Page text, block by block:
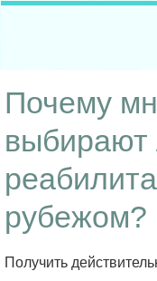
Почему
выбирают
рубежом?
Получить